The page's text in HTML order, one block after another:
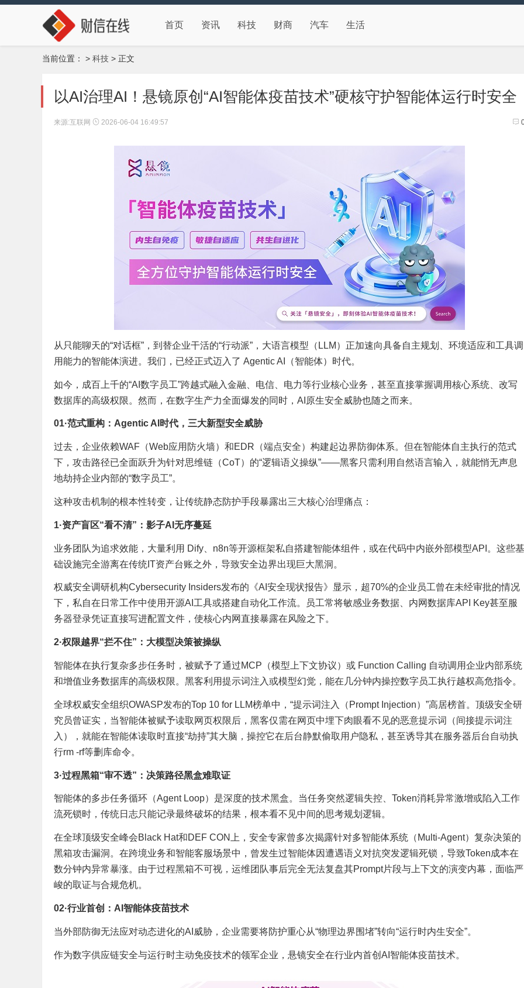
首页 资讯 科技 财商 汽车 生活
当前位置： > 科技 > 正文
以AI治理AI！悬镜原创“AI智能体疫苗技术”硬核守护智能体运行时安全
来源:互联网 2026-06-04 16:49:57
从只能聊天的“对话框”，到替企业干活的“行动派”，大语言模型（LLM）正加速向具备自主规划、环境适应和工具调
用能力的智能体演进。我们，已经正式迈入了 Agentic AI（智能体）时代。
如今，成百上千的“AI数字员工”跨越式融入金融、电信、电力等行业核心业务，甚至直接掌握调用核心系统、改写
数据库的高级权限。然而，在数字生产力全面爆发的同时，AI原生安全威胁也随之而来。
01·范式重构 ： Agentic AI时代，三大新型安全威胁
过去，企业依赖WAF（Web应用防火墙）和EDR（端点安全）构建起边界防御体系。但在智能体自主执行的范式
下，攻击路径已全面跃升为针对思维链（CoT）的“逻辑语义操纵”——黑客只需利用自然语言输入，就能悄无声息
地劫持企业内部的“数字员工”。
这种攻击机制的根本性转变，让传统静态防护手段暴露出三大核心治理痛点：
1·资产盲区“看不清”：影子AI无序蔓延
业务团队为追求效能，大量利用 Dify、n8n等开源框架私自搭建智能体组件，或在代码中内嵌外部模型API。这些基
础设施完全游离在传统IT资产台账之外，导致安全边界出现巨大黑洞。
权威安全调研机构Cybersecurity Insiders发布的《AI安全现状报告》显示，超70%的企业员工曾在未经审批的情况
下，私自在日常工作中使用开源AI工具或搭建自动化工作流。员工常将敏感业务数据、内网数据库API Key甚至服
务器登录凭证直接写进配置文件，使核心内网直接暴露在风险之下。
2·权限越界“拦不住”：大模型决策被操纵
智能体在执行复杂多步任务时，被赋予了通过MCP（模型上下文协议）或 Function Calling 自动调用企业内部系统
和增值业务数据库的高级权限。黑客利用提示词注入或模型幻觉，能在几分钟内操控数字员工执行越权高危指令。
全球权威安全组织OWASP发布的Top 10 for LLM榜单中，“提示词注入（Prompt Injection）”高居榜首。顶级安全研
究员曾证实，当智能体被赋予读取网页权限后，黑客仅需在网页中埋下肉眼看不见的恶意提示词（间接提示词注
入），就能在智能体读取时直接“劫持”其大脑，操控它在后台静默偷取用户隐私，甚至诱导其在服务器后台自动执
行rm -rf等删库命令。
3·过程黑箱“审不透”：决策路径黑盒难取证
智能体的多步任务循环（Agent Loop）是深度的技术黑盒。当任务突然逻辑失控、Token消耗异常激增或陷入工作
流死锁时，传统日志只能记录最终破坏的结果，根本看不见中间的思考规划逻辑。
在全球顶级安全峰会Black Hat和DEF CON上，安全专家曾多次揭露针对多智能体系统（Multi-Agent）复杂决策的
黑箱攻击漏洞。在跨境业务和智能客服场景中，曾发生过智能体因遭遇语义对抗突发逻辑死锁，导致Token成本在
数分钟内异常暴涨。由于过程黑箱不可视，运维团队事后完全无法复盘其Prompt片段与上下文的演变内幕，面临严
峻的取证与合规危机。
02·行业首创 ： AI智能体疫苗技术
当外部防御无法应对动态进化的AI威胁，企业需要将防护重心从“物理边界围堵”转向“运行时内生安全”。
作为数字供应链安全与运行时主动免疫技术的领军企业，悬镜安全在行业内首创AI智能体疫苗技术。